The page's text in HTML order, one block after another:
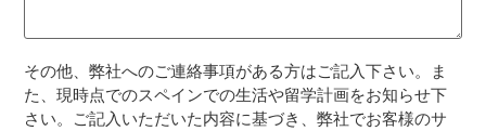
その他、弊社へのご連絡事項がある方はご記入下さい。ま
た、現時点でのスペインでの生活や留学計画をお知らせ下
さい。ご記入いただいた内容に基づき、弊社でお客様のサ